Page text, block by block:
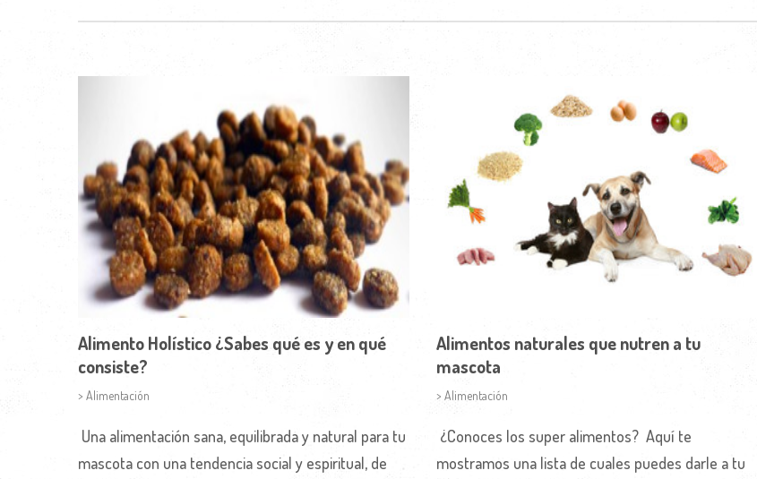
Alimento Holístico ¿Sabes qué es y en qué
consiste?
> Alimentación
Una alimentación sana, equilibrada y natural para tu
mascota con una tendencia social y espiritual, de
Alimentos naturales que nutren a tu
mascota
> Alimentación
¿Conoces los super alimentos? Aquí te
mostramos una lista de cuales puedes darle a tu